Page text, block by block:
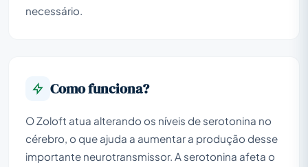
necessário.
Como funciona?
O Zoloft atua alterando os níveis de serotonina no
cérebro, o que ajuda a aumentar a produção desse
importante neurotransmissor. A serotonina afeta o